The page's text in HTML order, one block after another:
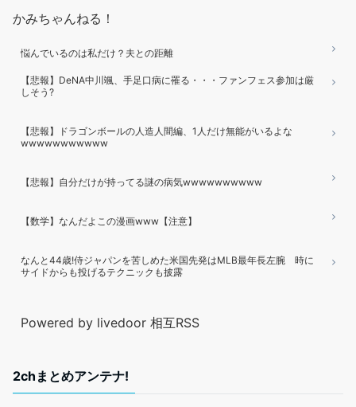
かみちゃんねる！
悩んでいるのは私だけ？夫との距離
【悲報】DeNA中川颯、手足口病に罹る・・・ファンフェス参加は厳
しそう?
【悲報】ドラゴンボールの人造人間編、1人だけ無能がいるよな
wwwwwwwwwww
【悲報】自分だけが持ってる謎の病気wwwwwwwwww
【数学】なんだよこの漫画www【注意】
なんと44歳!侍ジャパンを苦しめた米国先発はMLB最年長左腕 時に
サイドからも投げるテクニックも披露
Powered by livedoor 相互RSS
2chまとめアンテナ!